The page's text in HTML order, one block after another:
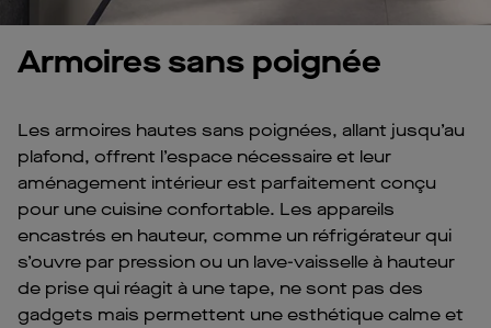
Armoires sans poignée
Les armoires hautes sans poignées, allant jusqu’au
plafond, offrent l’espace nécessaire et leur
aménagement intérieur est parfaitement conçu
pour une cuisine confortable. Les appareils
encastrés en hauteur, comme un réfrigérateur qui
s’ouvre par pression ou un lave-vaisselle à hauteur
de prise qui réagit à une tape, ne sont pas des
gadgets mais permettent une esthétique calme et